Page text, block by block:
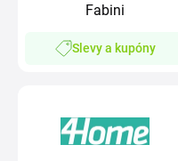
Fabini
Slevy a kupóny